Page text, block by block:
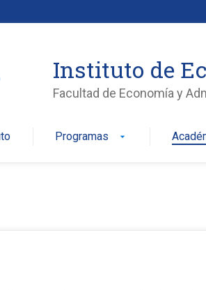
Instituto de
Facultad de Economía y
Programas arrow_drop_down